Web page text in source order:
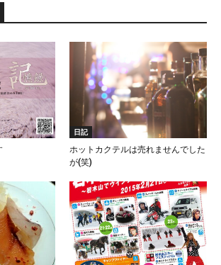
日記
ホットカクテルは売れませんでした
が(笑)